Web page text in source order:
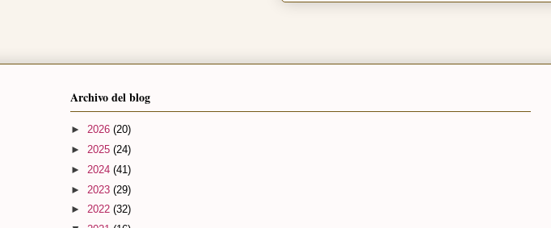
Archivo del blog
► 2026 (20)
► 2025 (24)
► 2024 (41)
► 2023 (29)
► 2022 (32)